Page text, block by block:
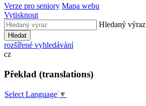
Verze pro seniory Mapa webu
Vytisknout
Hledaný výraz
Hledat
rozšířené vyhledávání
cz
Překlad (translations)
Select Language ▼